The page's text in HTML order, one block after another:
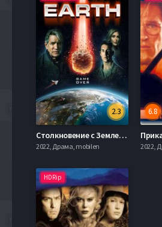
2.3
Столкновение с Землей (2020)
2022, Драма, mobilen
6.8
2022,
HDRip